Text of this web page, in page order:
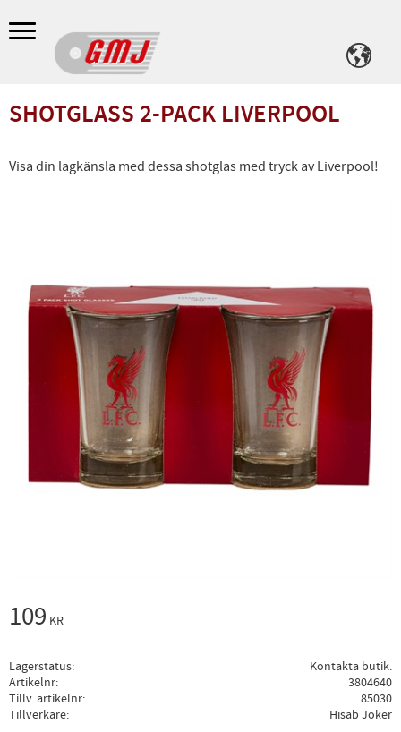
Meny
SHOTGLASS 2-PACK LIVERPOOL
Visa din lagkänsla med dessa shotglas med tryck av Liverpool!
109 KR
Lagerstatus
Kontakta butik.
Artikelnr
3804640
Tillv. artikelnr
85030
Tillverkare
Hisab Joker